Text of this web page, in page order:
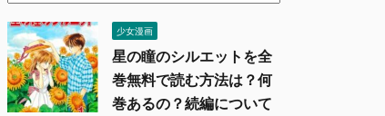
少女漫画
星の瞳のシルエットを全
巻無料で読む方法は？何
巻あるの？続編について